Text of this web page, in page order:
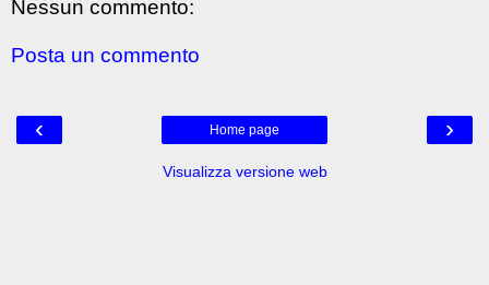
Nessun commento:
Posta un commento
‹ ›
Home page
Visualizza versione web